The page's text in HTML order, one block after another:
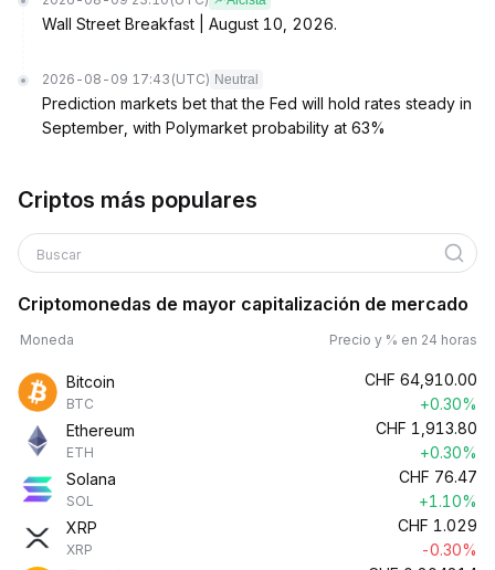
Wall Street Breakfast | August 10, 2026.
2026-08-09 17:43 (UTC) Neutral
Prediction markets bet that the Fed will hold rates steady in
September, with Polymarket probability at 63%
Criptos más populares
Buscar
Criptomonedas de mayor capitalización de mercado
Moneda Precio y % en 24 horas
Bitcoin
BTC
CHF 64,910.00
+0.30%
Ethereum
ETH
CHF 1,913.80
+0.30%
Solana
SOL
CHF 76.47
+1.10%
XRP
XRP
CHF 1.029
-0.30%